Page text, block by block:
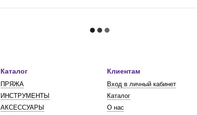
Каталог
ПРЯЖА
ИНСТРУМЕНТЫ
АКСЕССУАРЫ
Клиентам
Вход в личный кабинет
Каталог
О нас